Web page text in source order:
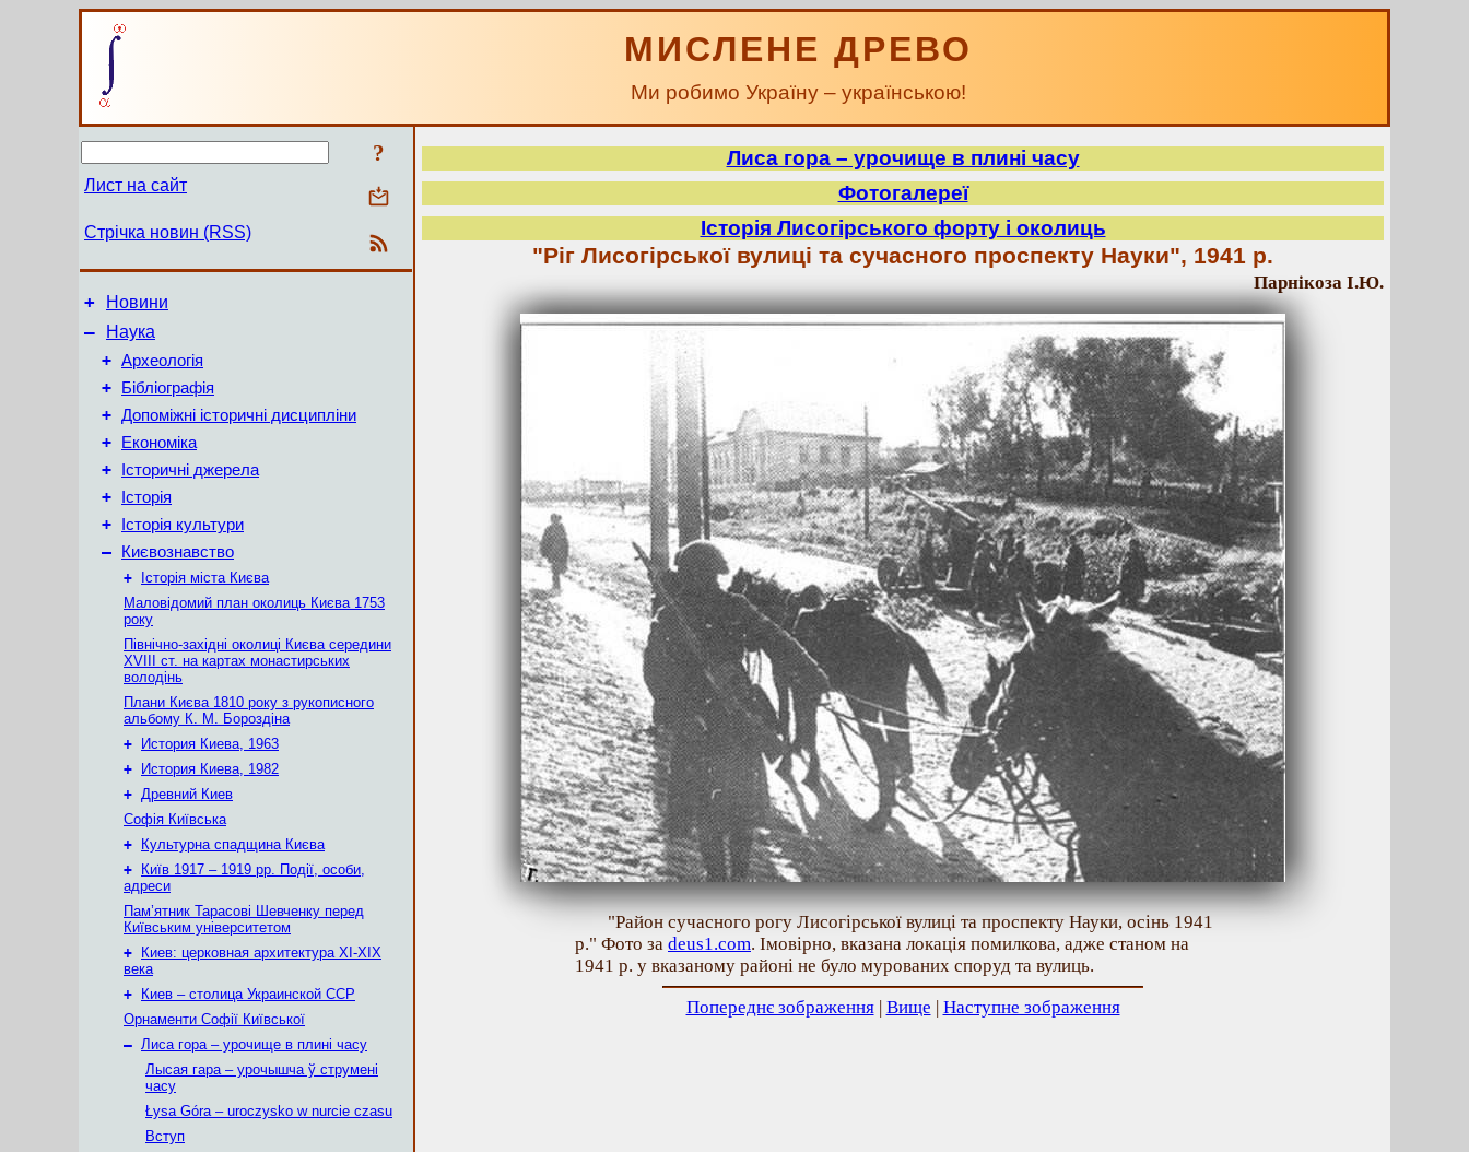
МИСЛЕНЕ ДРЕВО
Ми робимо Україну – українською!
?
Лист на сайт
Стрічка новин (RSS)
+ Новини
–
Наука
+ Археологія
+ Бібліографія
+ Допоміжні історичні дисципліни
+ Економіка
+ Історичні джерела
+ Історія
+ Історія культури
– Києвознавство
+
Історія міста Києва
Маловідомий план околиць Києва 1753
року
Північно-західні околиці Києва середини
XVIII ст. на картах монастирських
володінь
Плани Києва 1810 року з рукописного
альбому К. М. Бороздіна
+
История Киева, 1963
+
История Киева, 1982
+ Древний Киев
Софія Київська
+
Культурна спадщина Києва
+
Київ 1917 – 1919 рр. Події, особи,
адреси
Пам’ятник Тарасові Шевченку перед
Київським університетом
+
Киев: церковная архитектура XI-XIX
века
+
Киев – столица Украинской ССР
Орнаменти Софії Київської
– Лиса гора – урочище в плині часу
Лысая гара – урочышча ў струмені
часу
Łysa Góra – uroczysko w nurcie czasu
Вступ
Лиса гора – урочище в плині часу
Фотогалереї
Історія Лисогірського форту і околиць
"Ріг Лисогірської вулиці та сучасного проспекту Науки", 1941 р.
Парнікоза І.Ю.
"Район сучасного рогу Лисогірської вулиці та проспекту Науки, осінь 1941
р." Фото за deus1.com. Імовірно, вказана локація помилкова, адже станом на
1941 р. у вказаному районі не було мурованих споруд та вулиць.
Попереднє зображення| Вище | Наступне зображення